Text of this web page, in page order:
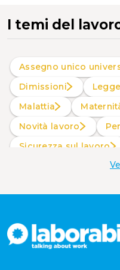
I temi del
Assegno unico
Dimissioni
Malattia
Novità lavoro
Sicurezza sul lavoro